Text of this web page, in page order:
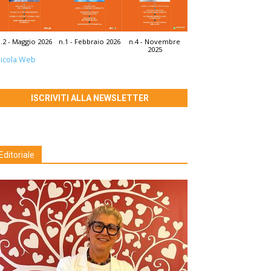
- Maggio 2026 n.1 - Febbraio 2026
n.4 - Novembre
2025
Web
ISCRIVITI ALLA NEWSLETTER